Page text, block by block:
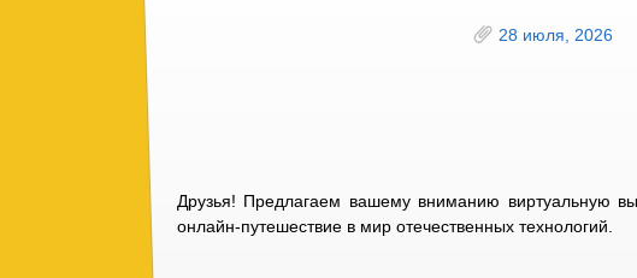
28 июля, 2026
Друзья! Предлагаем вашему вниманию виртуальную
онлайн-путешествие в мир отечественных технологий.